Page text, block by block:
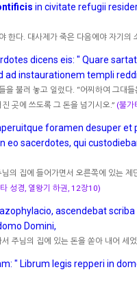
in civitate refugii
한다. 대사제가 죽은 다음에야 자기의
dicens eis: " Quare
ad instaurationem templi
불러 놓고 일렀다. “어찌하여 그대
곳에 쓰도록 그 돈을 넘기시오.” (불가
foramen desuper et
sacerdotes, qui
의 집에 들어가면서 오른쪽에 있는
성경, 열왕기 하권, 12장10)
ascendebat scriba
Domini,
주님의 집에 있는 돈을 쏟아 내어 세었
" Librum legis repperi in